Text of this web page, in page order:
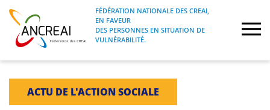
Skip
content
ANCREAI
FÉDÉRATION NATIONALE DES CREAI, EN
FAVEUR DES PERSONNES EN SITUATION
FÉDÉRATION NATIONALE DES CREAI,
EN FAVEUR
DES PERSONNES EN SITUATION DE
VULNÉRABILITÉ.
À propos
ACTU DE L'ACTION SOCIALE